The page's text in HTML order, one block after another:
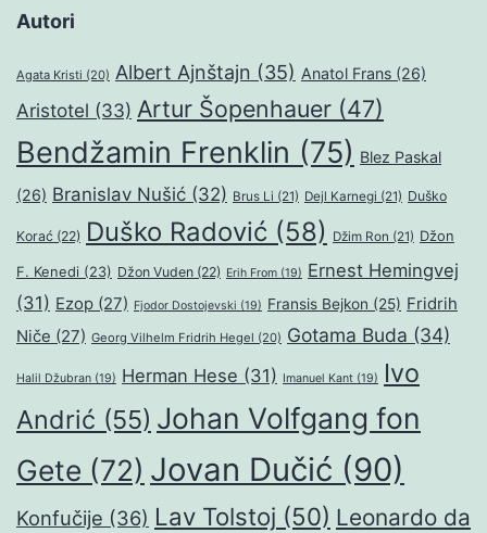
Autori
Agata Kristi (20) Albert Ajnštajn (35) Anatol Frans (26)
Aristotel (33) Artur Šopenhauer (47)
Bendžamin Frenklin (75) Blez Paskal
(26) Branislav Nušić (32) Brus Li (21) Dejl Karnegi (21) Duško
Korać (22) Duško Radović (58) Džim Ron (21) Džon
F. Kenedi (23) Džon Vuden (22) Erih From (19) Ernest Hemingvej
(31) Ezop (27) Fjodor Dostojevski (19) Fransis Bejkon (25) Fridrih
Niče (27) Georg Vilhelm Fridrih Hegel (20) Gotama Buda (34)
Halil Džubran (19) Herman Hese (31) Imanuel Kant (19)
Ivo
Andrić (55) Johan Volfgang fon
Gete (72) Jovan Dučić (90)
Konfučije (36) Lav Tolstoj (50) Leonardo da